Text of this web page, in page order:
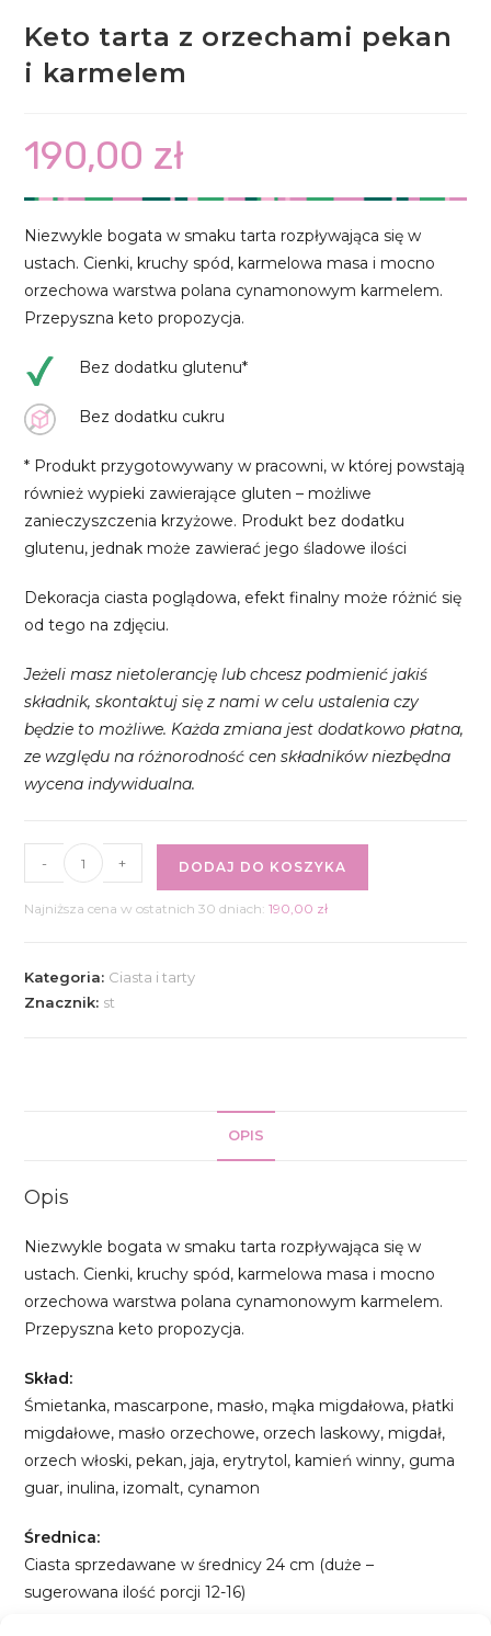
Keto tarta z orzechami pekan
i karmelem
190,00 zł
Niezwykle bogata w smaku tarta rozpływająca się w
ustach. Cienki, kruchy spód, karmelowa masa i mocno
orzechowa warstwa polana cynamonowym karmelem.
Przepyszna keto propozycja.
Bez dodatku glutenu*
Bez dodatku cukru
* Produkt przygotowywany w pracowni, w której powstają
również wypieki zawierające gluten – możliwe
zanieczyszczenia krzyżowe. Produkt bez dodatku
glutenu, jednak może zawierać jego śladowe ilości
Dekoracja ciasta poglądowa, efekt finalny może różnić się
od tego na zdjęciu.
Jeżeli masz nietolerancję lub chcesz podmienić jakiś
składnik, skontaktuj się z nami w celu ustalenia czy
będzie to możliwe. Każda zmiana jest dodatkowo płatna,
ze względu na różnorodność cen składników niezbędna
wycena indywidualna.
Keto
tarta
pekan
- + DODAJ DO KOSZYKA
Najniższa cena w ostatnich 30 dniach:190,00 zł
Kategoria: Ciasta i tarty
Znacznik: st
OPIS
Opis
Niezwykle bogata w smaku tarta rozpływająca się w
ustach. Cienki, kruchy spód, karmelowa masa i mocno
orzechowa warstwa polana cynamonowym karmelem.
Przepyszna keto propozycja.
Skład:
Śmietanka, mascarpone, masło, mąka migdałowa, płatki
migdałowe, masło orzechowe, orzech laskowy, migdał,
orzech włoski, pekan, jaja, erytrytol, kamień winny, guma
guar, inulina, izomalt, cynamon
Średnica:
Ciasta sprzedawane w średnicy 24 cm (duże –
sugerowana ilość porcji 12-16)